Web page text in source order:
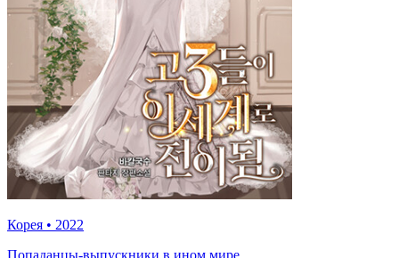
Корея • 2022
Попаданцы-выпускники в ином мире